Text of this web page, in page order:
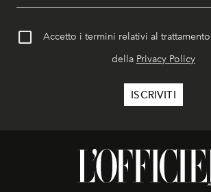
Accetto i termini relativi al
della Privacy Policy